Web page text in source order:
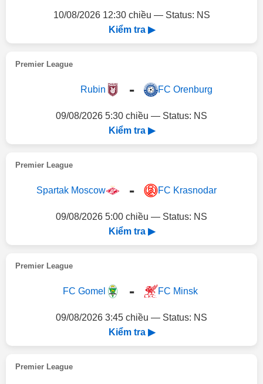
10/08/2026 12:30 chiều — Status: NS
Kiểm tra ▶
Premier League
Rubin - FC Orenburg
09/08/2026 5:30 chiều — Status: NS
Kiểm tra ▶
Premier League
Spartak Moscow - FC Krasnodar
09/08/2026 5:00 chiều — Status: NS
Kiểm tra ▶
Premier League
FC Gomel - FC Minsk
09/08/2026 3:45 chiều — Status: NS
Kiểm tra ▶
Premier League